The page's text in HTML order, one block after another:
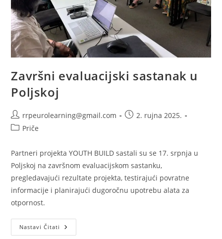
Završni evaluacijski sastanak u
Poljskoj
Autor
objave:
rrpeurolearning@gmail.com
Objava2. rujna 2025.
Kategorija
Priče
Partneri projekta YOUTH BUILD sastali su se 17. srpnja u
Poljskoj na završnom evaluacijskom sastanku,
pregledavajući rezultate projekta, testirajući povratne
informacije i planirajući dugoročnu upotrebu alata za
otpornost.
Nastavi Čitati Završni
Evaluacijski